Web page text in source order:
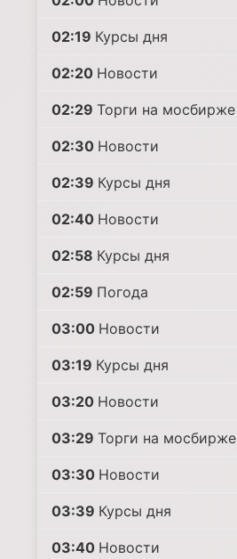
02:19 Курсы дня
02:20 Новости
02:29 Торги на мосбирже
02:30 Новости
02:39 Курсы дня
02:40 Новости
02:58 Курсы дня
02:59 Погода
03:00 Новости
03:19 Курсы дня
03:20 Новости
03:29 Торги на мосбирже
03:30 Новости
03:39 Курсы дня
03:40 Новости